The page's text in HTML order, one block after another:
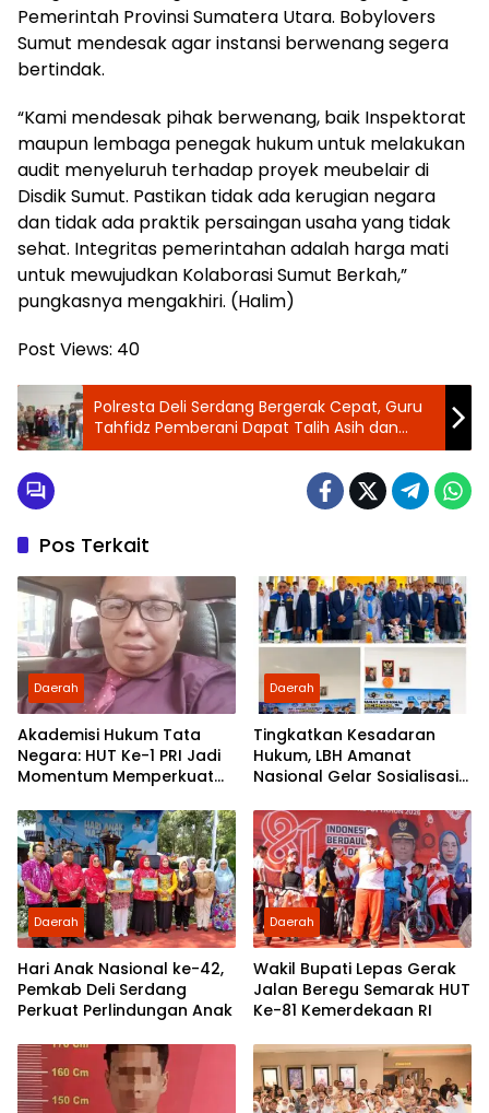
Pemerintah Provinsi Sumatera Utara. Bobylovers
Sumut mendesak agar instansi berwenang segera
bertindak.
“Kami mendesak pihak berwenang, baik Inspektorat
maupun lembaga penegak hukum untuk melakukan
audit menyeluruh terhadap proyek meubelair di
Disdik Sumut. Pastikan tidak ada kerugian negara
dan tidak ada praktik persaingan usaha yang tidak
sehat. Integritas pemerintahan adalah harga mati
untuk mewujudkan Kolaborasi Sumut Berkah,”
pungkasnya mengakhiri. (Halim)
Post Views: 40
Polresta Deli Serdang Bergerak Cepat, Guru
Tahfidz Pemberani Dapat Talih Asih dan
Perlindungan
Pos Terkait
Daerah
Akademisi Hukum Tata
Negara: HUT Ke-1 PRI Jadi
Momentum Memperkuat
Pengabdian kepada
Rakyat
Daerah
Tingkatkan Kesadaran
Hukum, LBH Amanat
Nasional Gelar Sosialisasi
Morawa
Daerah
Hari Anak Nasional ke-42,
Pemkab Deli Serdang
Perkuat Perlindungan Anak
Daerah
Wakil Bupati Lepas Gerak
Jalan Beregu Semarak HUT
Ke-81 Kemerdekaan RI